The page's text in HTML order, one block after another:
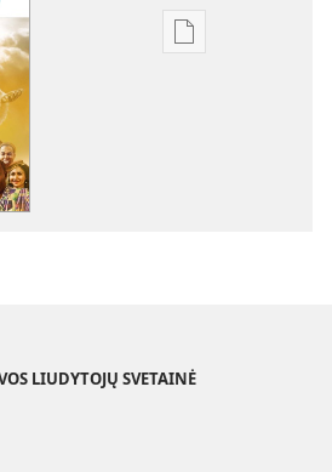
Skaitmeninių
prasme?
LIUDYTOJŲ SVETAINĖ